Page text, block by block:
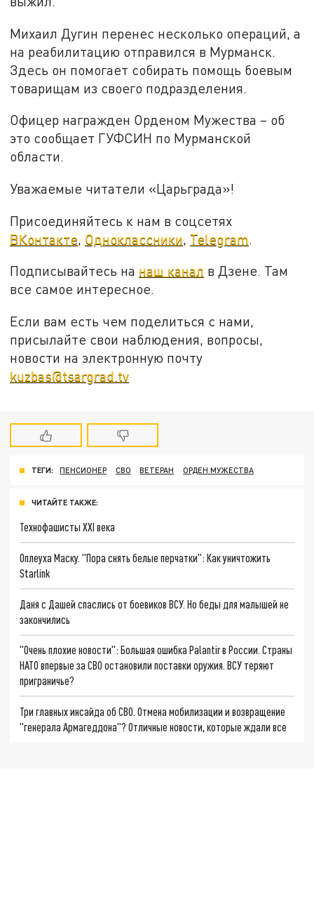
Михаил Дугин перенес несколько операций, а
на реабилитацию отправился в Мурманск.
Здесь он помогает собирать помощь боевым
товарищам из своего подразделения.
Офицер награжден Орденом Мужества – об
это сообщает ГУФСИН по Мурманской
области.
Уважаемые читатели «Царьграда»!
Присоединяйтесь к нам в соцсетях
ВКонтакте Одноклассники Telegram
Подписывайтесь на наш канал в Дзене. Там
все самое интересное.
Если вам есть чем поделиться с нами,
присылайте свои наблюдения, вопросы,
новости на электронную почту
kuzbas@tsargrad.tv
ТЕГИ: ПЕНСИОНЕР СВО ВЕТЕРАН ОРДЕН МУЖЕСТВА
ЧИТАЙТЕ ТАКЖЕ:
Технофашисты XXI века
Оплеуха Маску. "Пора снять белые перчатки": Как уничтожить
Starlink
Даня с Дашей спаслись от боевиков ВСУ. Но беды для малышей не
закончились
"Очень плохие новости": Большая ошибка Palantir в России. Страны
НАТО впервые за СВО остановили поставки оружия. ВСУ теряют
приграничье?
Три главных инсайда об СВО. Отмена мобилизации и возвращение
"генерала Армагеддона"? Отличные новости, которые ждали все